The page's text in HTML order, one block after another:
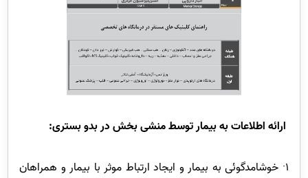
ارائه اطلاعات به بیمار توسط منشی بخش در بدو بستری:
1· خوشامدگوئی به بیمار و ایجاد ارتباط موثر با بیمار و همراهان